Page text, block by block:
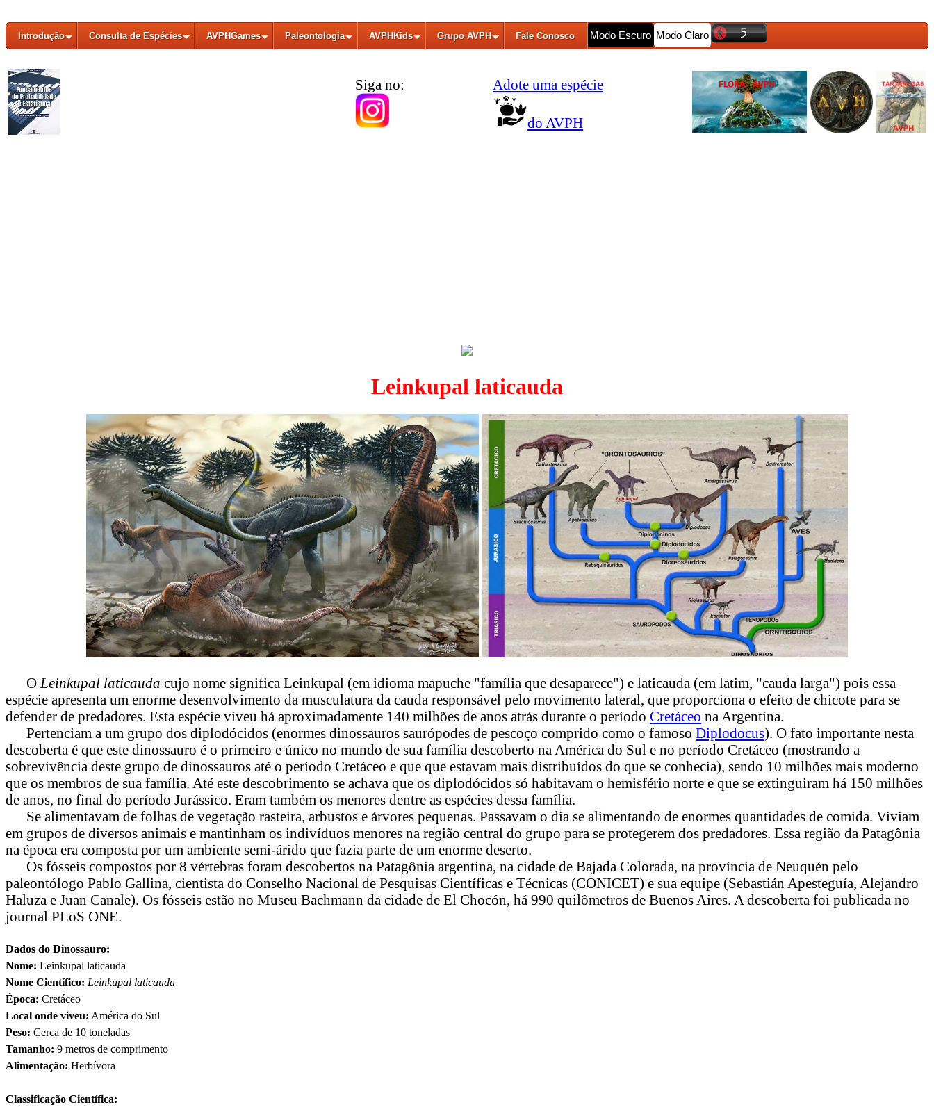
Introdução Consulta de Espécies AVPHGames Paleontologia AVPHKids Grupo AVPH Fale Conosco Modo Escuro Modo Claro
Siga no: Adote uma espécie
do AVPH
Leinkupal laticauda
O Leinkupal laticauda cujo nome significa Leinkupal (em idioma mapuche "família que desaparece") e laticauda (em latim, "cauda larga") pois essa
espécie apresenta um enorme desenvolvimento da musculatura da cauda responsável pelo movimento lateral, que proporciona o efeito de chicote para se
defender de predadores. Esta espécie viveu há aproximadamente 140 milhões de anos atrás durante o período Cretáceo na Argentina.
Pertenciam a um grupo dos diplodócidos (enormes dinossauros saurópodes de pescoço comprido como o famoso Diplodocus). O fato importante nesta
descoberta é que este dinossauro é o primeiro e único no mundo de sua família descoberto na América do Sul e no período Cretáceo (mostrando a
sobrevivência deste grupo de dinossauros até o período Cretáceo e que que estavam mais distribuídos do que se conhecia), sendo 10 milhões mais moderno
que os membros de sua família. Até este descobrimento se achava que os diplodócidos só habitavam o hemisfério norte e que se extinguiram há 150 milhões
de anos, no final do período Jurássico. Eram também os menores dentre as espécies dessa família.
Se alimentavam de folhas de vegetação rasteira, arbustos e árvores pequenas. Passavam o dia se alimentando de enormes quantidades de comida. Viviam
em grupos de diversos animais e mantinham os indivíduos menores na região central do grupo para se protegerem dos predadores. Essa região da Patagônia
na época era composta por um ambiente semi-árido que fazia parte de um enorme deserto.
Os fósseis compostos por 8 vértebras foram descobertos na Patagônia argentina, na cidade de Bajada Colorada, na província de Neuquén pelo
paleontólogo Pablo Gallina, cientista do Conselho Nacional de Pesquisas Científicas e Técnicas (CONICET) e sua equipe (Sebastián Apesteguía, Alejandro
Haluza e Juan Canale). Os fósseis estão no Museu Bachmann da cidade de El Chocón, há 990 quilômetros de Buenos Aires. A descoberta foi publicada no
journal PLoS ONE.
Dados do Dinossauro:
Nome: Leinkupal laticauda
Nome Científico: Leinkupal laticauda
Época: Cretáceo
Local onde viveu: América do Sul
Peso: Cerca de 10 toneladas
Tamanho: 9 metros de comprimento
Alimentação: Herbívora
Classificação Científica: